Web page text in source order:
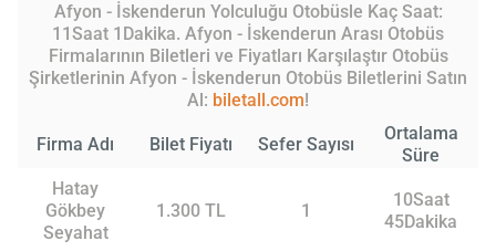
Afyon - İskenderun Yolculuğu Otobüsle Kaç Saat:
11Saat 1Dakika. Afyon - İskenderun Arası Otobüs
Firmalarının Biletleri ve Fiyatları Karşılaştır Otobüs
Şirketlerinin Afyon - İskenderun Otobüs Biletlerini Satın
Al: biletall.com!
Firma Adı Bilet Fiyatı Sefer Sayısı
Ortalama
Süre
Hatay
Gökbey
Seyahat
1.300 TL 1
10Saat
45Dakika